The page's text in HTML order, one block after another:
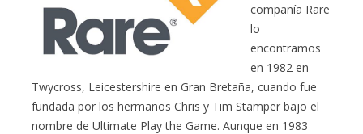
compañía Rare
lo
encontramos
en 1982 en
Twycross, Leicestershire en Gran Bretaña, cuando fue
fundada por los hermanos Chris y Tim Stamper bajo el
nombre de Ultimate Play the Game. Aunque en 1983